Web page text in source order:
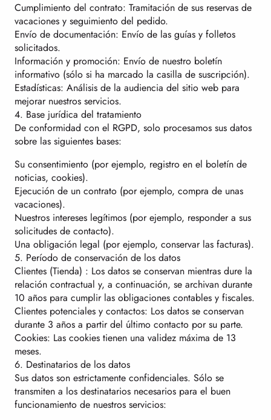
Cumplimiento del contrato: Tramitación de sus reservas de
vacaciones y seguimiento del pedido.
Envío de documentación: Envío de las guías y folletos
solicitados.
Información y promoción: Envío de nuestro boletín
informativo (sólo si ha marcado la casilla de suscripción).
Estadísticas: Análisis de la audiencia del sitio web para
mejorar nuestros servicios.
4. Base jurídica del tratamiento
De conformidad con el RGPD, solo procesamos sus datos
sobre las siguientes bases:
Su consentimiento (por ejemplo, registro en el boletín de
noticias, cookies).
Ejecución de un contrato (por ejemplo, compra de unas
vacaciones).
Nuestros intereses legítimos (por ejemplo, responder a sus
solicitudes de contacto).
Una obligación legal (por ejemplo, conservar las facturas).
5. Período de conservación de los datos
Clientes (Tienda) : Los datos se conservan mientras dure la
relación contractual y, a continuación, se archivan durante
10 años para cumplir las obligaciones contables y fiscales.
Clientes potenciales y contactos: Los datos se conservan
durante 3 años a partir del último contacto por su parte.
Cookies: Las cookies tienen una validez máxima de 13
meses.
6. Destinatarios de los datos
Sus datos son estrictamente confidenciales. Sólo se
transmiten a los destinatarios necesarios para el buen
funcionamiento de nuestros servicios: